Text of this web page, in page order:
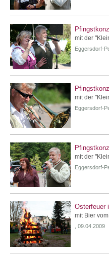
mit der
Eggersdorf-
mit der
Eggersdorf-
mit der
Eggersdorf-
Osterfeuer
mit Bier
, 09.04.2009